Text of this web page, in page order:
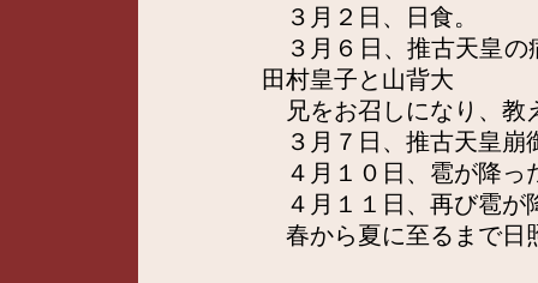
３月２日、日食。
３月６日、推古天皇の
田村皇子と山背大
兄をお召しになり、教
３月７日、推古天皇崩
４月１０日、雹が降っ
４月１１日、再び雹が
春から夏に至るまで日